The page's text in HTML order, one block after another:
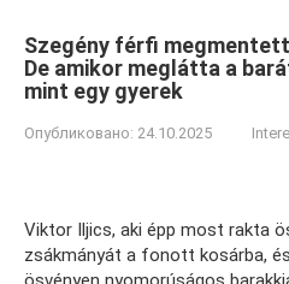
Szegény férfi
De amikor meglátta a
mint egy gyerek
Опубликовано: 24.10.2025
Viktor Iljics, aki épp most rakta
zsákmányát a fonott kosárba,